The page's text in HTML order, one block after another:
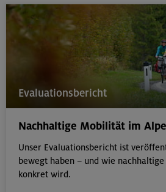
Evaluationsbericht
Nachhaltige Mobilität im
Unser Evaluationsbericht ist
bewegt haben – und wie
konkret wird.